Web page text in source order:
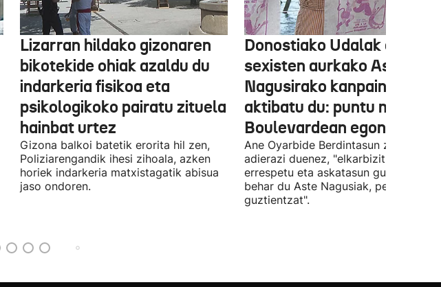
Lizarran hildako gizonaren
bikotekide ohiak azaldu du
indarkeria fisikoa eta
psikologikoko pairatu zituela
hainbat urtez
Gizona balkoi batetik erorita hil zen,
Poliziarengandik ihesi zihoala, azken
horiek indarkeria matxistagatik abisua
jaso ondoren.
Donostiako Udalak eraso
sexisten aurkako Aste
Nagusirako kanpaina
aktibatu du: puntu morea
Boulevardean egongo da
Ane Oyarbide Berdintasun
adierazi duenez, "elkarbizitza,
errespetu eta askatasun gunea izan
behar du Aste Nagusiak, pertsona
guztientzat".